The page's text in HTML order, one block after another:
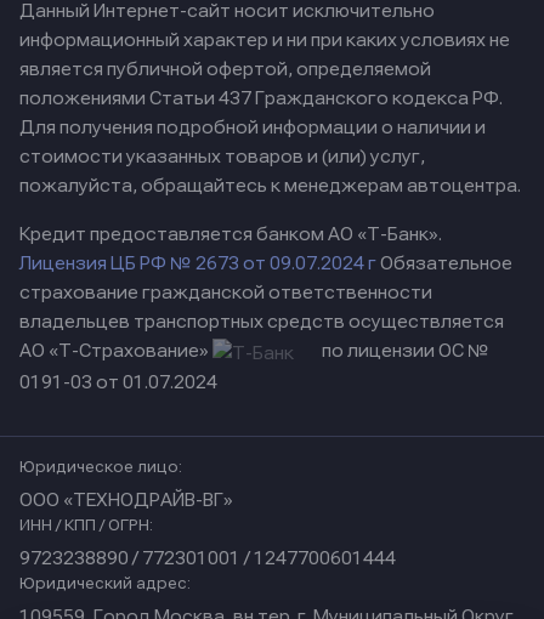
Данный Интернет-сайт носит исключительно
информационный характер и ни при каких условиях не
является публичной офертой, определяемой
положениями Статьи 437 Гражданского кодекса РФ.
Для получения подробной информации о наличии и
стоимости указанных товаров и (или) услуг,
пожалуйста, обращайтесь к менеджерам автоцентра.
Кредит предоставляется банком АО «Т-Банк».
Лицензия ЦБ РФ № 2673 от 09.07.2024 гОбязательное
страхование гражданской ответственности
владельцев транспортных средств осуществляется
АО «Т-Страхование»
по лицензии ОС №
0191-03 от 01.07.2024
Юридическое лицо:
ООО «ТЕХНОДРАЙВ-ВГ»
ИНН / КПП / ОГРН:
9723238890 / 772301001 / 1247700601444
Юридический адрес: